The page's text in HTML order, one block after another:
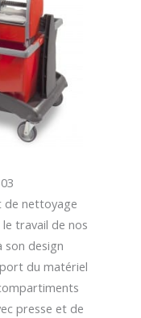
de nettoyage
travail de nos
son design
du matériel
presse et de